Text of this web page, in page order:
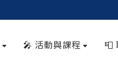
🎤 活動與課程 📮